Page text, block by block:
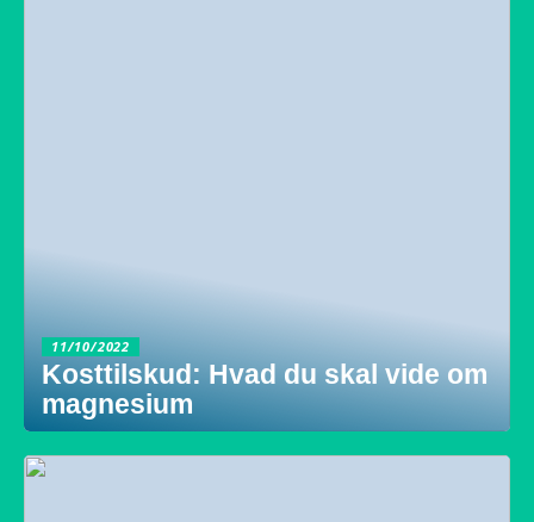
11/10/2022
Kosttilskud: Hvad du skal vide om
magnesium